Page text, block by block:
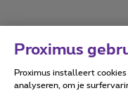
Proximus
Proximus installeert
analyseren, om je